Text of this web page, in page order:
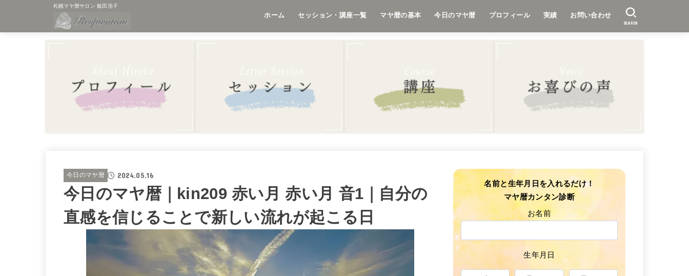
札幌マヤ暦サロン 飯田浩子
ホーム セッション・講座一覧 マヤ暦の基本 今日のマヤ暦 プロフィール 実績 お問い合わせ
SEARCH
今日のマヤ暦 2024.05.16
今日のマヤ暦｜kin209 赤い月 赤い月 音1｜自分の
直感を信じることで新しい流れが起こる日
名前と生年月日を入れるだけ！
マヤ暦カンタン診断
お名前
生年月日